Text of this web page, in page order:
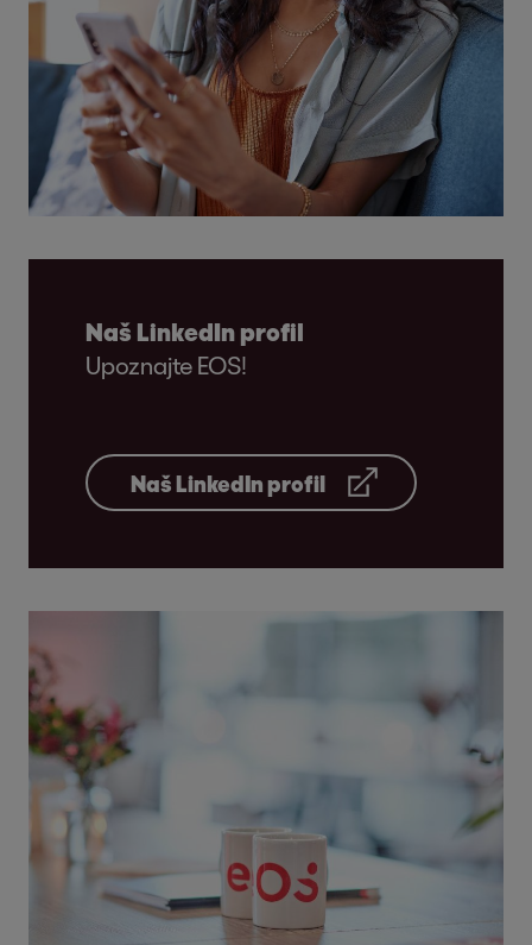
Naš LinkedIn profil
Upoznajte EOS!
Naš LinkedIn profil